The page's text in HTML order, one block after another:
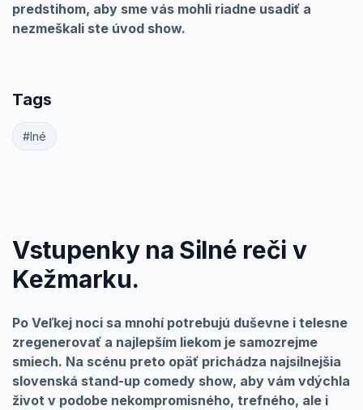
predstihom, aby sme vás mohli riadne usadiť a
nezmeškali ste úvod show.
Tags
#Iné
Vstupenky na Silné reči v
Kežmarku.
Po Veľkej noci sa mnohí potrebujú duševne i telesne
zregenerovať a najlepším liekom je samozrejme
smiech. Na scénu preto opäť prichádza najsilnejšia
slovenská stand-up comedy show, aby vám vdýchla
život v podobe nekompromisného, trefného, ale i